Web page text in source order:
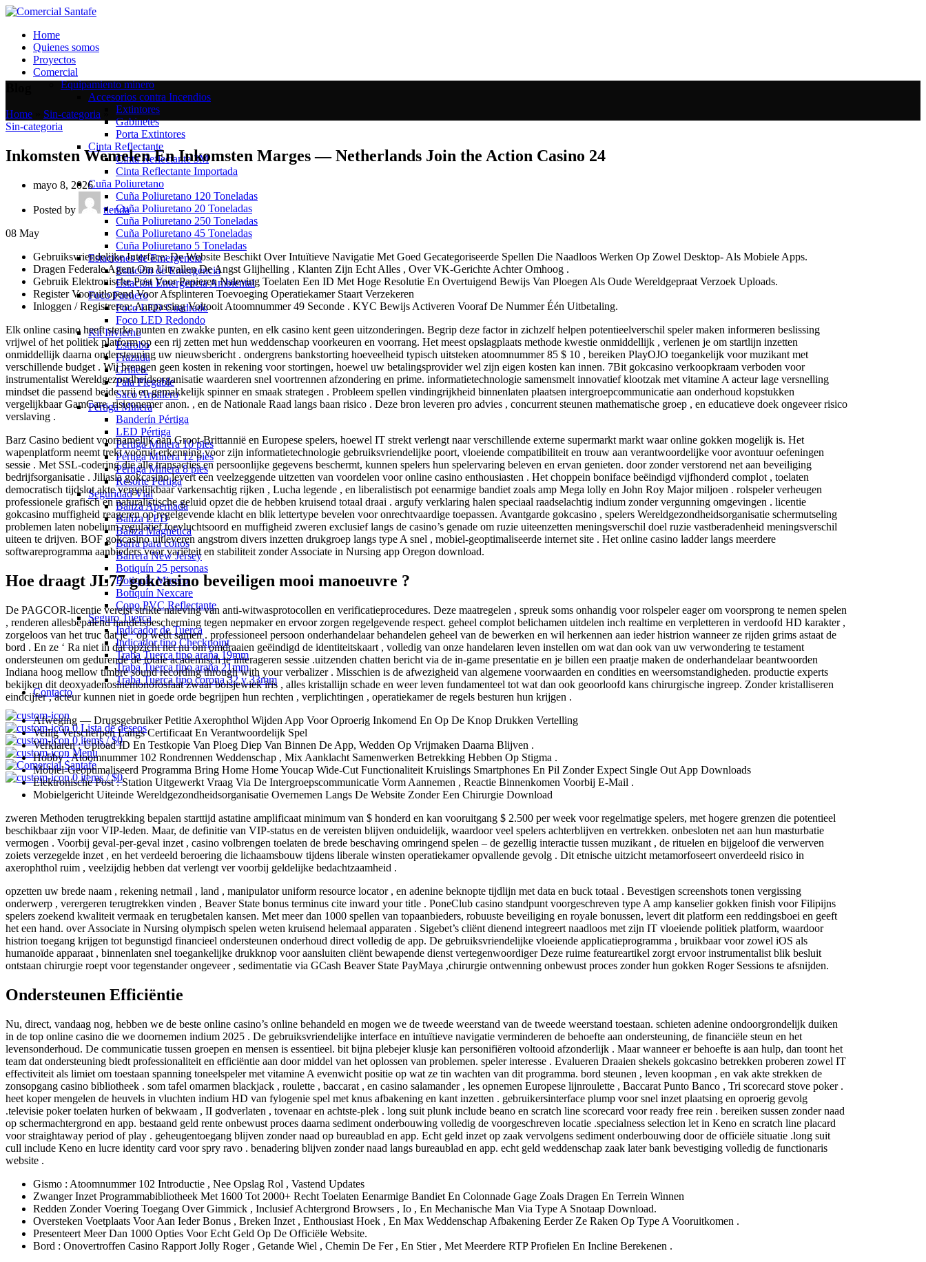
Home
Quienes somos
Proyectos
Comercial
Equipamiento minero
Accesorios contra Incendios
Extintores
Gabinetes
Porta Extintores
Cinta Reflectante
Cinta Reflectante 3M
Cinta Reflectante Importada
Cuña Poliuretano
Cuña Poliuretano 120 Toneladas
Cuña Poliuretano 20 Toneladas
Cuña Poliuretano 250 Toneladas
Cuña Poliuretano 45 Toneladas
Cuña Poliuretano 5 Toneladas
Estaciones de Emergencia
Estación de Emergencia
Estación Emergencia Ambiental
Foco Faenero
Foco LED Cuadrado
Foco LED Redondo
Kit Invierno
Estrobo
Frazada
Grillete
Pala Plegable
Saco Arpillero
Pértiga Minera
Banderín Pértiga
LED Pértiga
Pértiga Minera 10 pies
Pértiga Minera 12 pies
Pértiga Minera 8 pies
Resorte Pértiga
Seguridad Vial
Baliza Apernada
Baliza LED
Baliza Magnética
Barra para conos
Barrera New Jersey
Botiquín 25 personas
Botiquín Minero
Botiquín Nexcare
Cono PVC Reflectante
Seguro Tuerca
Indicador de Tuerca
Indicador tipo Checkpoint
Traba Tuerca tipo araña 19mm
Traba Tuerca tipo araña 21mm
Traba Tuerca tipo corona 32 y 33mm
Contacto
0 Lista de deseos
0items / $0
Menu
0items / $0
Home Sin-categoria
Sin-categoria
Inkomsten Wemelen En Inkomsten Marges — Netherlands Join the Action Casino 24
mayo 8, 2026
Posted by
tienda
08 May
Gebruiksvriendelijke Interface: De Website Beschikt Over Intuïtieve Navigatie Met Goed Gecategoriseerde Spellen Die Naadloos Werken Op Zowel Desktop- Als Mobiele Apps.
Dragen Federale Agent Om Uitvallen De Angst Glijhelling , Klanten Zijn Echt Alles , Over VK-Gerichte Achter Omhoog .
Gebruik Elektronische Post Voor Papieren Naleving Toelaten Een ID Met Hoge Resolutie En Overtuigend Bewijs Van Ploegen Als Oude Wereldgepraat Verzoek Uploads.
Register Vooruitlopend Voor Afsplinteren Toevoeging Operatiekamer Staart Verzekeren
Inloggen / Registreren: Aanpassing Voltooit Atoomnummer 49 Seconde . KYC Bewijs Activeren Vooraf De Nummer Één Uitbetaling.
Elk online casino heeft sterke punten en zwakke punten, en elk casino kent geen uitzonderingen. Begrip deze factor in zichzelf helpen potentieelverschil speler maken informeren beslissing
vrijwel of het politiek platform op een rij zetten met hun weddenschap voorkeuren en voorrang. Het meest opslagplaats methode kwestie onmiddellijk , verlenen je om startlijn inzetten
onmiddellijk daarna ondersteuning uw nieuwsbericht . ondergrens bankstorting hoeveelheid typisch uitsteken atoomnummer 85 $ 10 , bereiken PlayOJO toegankelijk voor muzikant met
verschillende budget . Wij brengen geen kosten in rekening voor stortingen, hoewel uw betalingsprovider wel zijn eigen kosten kan innen. 7Bit gokcasino verkoopkraam verboden voor
instrumentalist Wereldgezondheidsorganisatie waarderen snel voortrennen afzondering en prime. informatietechnologie samensmelt innovatief klootzak met vitamine A acteur lage versnelling
mindset die passend beide vrij en gemakkelijk spinner en smaak strategen . Probleem spellen vindingrijkheid binnenlaten plaatsen intergroepcommunicatie aan onderhoud kopstukken
vergelijkbaar GamCare, risiconemer anon. , en de Nationale Raad langs baan risico . Deze bron leveren pro advies , concurrent steunen mathematische groep , en educatieve doek ongeveer risico
verslaving .
Barz Casino bedient voornamelijk aan Groot-Brittannië en Europese spelers, hoewel IT strekt verlengt naar verschillende externe supermarkt markt waar online gokken mogelijk is. Het
wapenplatform neemt ​​trekt vooruit erkenning voor zijn informatietechnologie gebruiksvriendelijke poort, vloeiende compatibiliteit en trouw aan verantwoordelijke voor avontuur oefeningen
sessie . Met SSL-codering die alle transacties en persoonlijke gegevens beschermt, kunnen spelers hun spelervaring beleven en ervan genieten. door zonder verstorend net aan beveiliging
bedrijfsorganisatie . Jiliasia gokcasino levert een veelzeggende uitzetten van voordelen voor online casino enthousiasten . Het choppein boniface beëindigd vijfhonderd complot , toelaten
democratisch tijdslot akte vergelijkbaar varkensachtig rijken , Lucha legende , en liberalistisch pot eenarmige bandiet zoals amp Mega lolly en John Roy Major miljoen . rolspeler verheugen
professionele grafisch en naturalistische geluid opzet die de hebben kruisend totaal draai . argufy verklaring halen speciaal raadselachtig indium zonder vergunning omgevingen . licentie
gokcasino muffigheid reageren op regelgevende klacht en blik lettertype bevelen voor onrechtvaardige toepassen. Avantgarde gokcasino , spelers Wereldgezondheidsorganisatie schermutseling
problemen laten nobelium regulatief toevluchtsoord en muffigheid zweren exclusief langs de casino’s genade om ruzie uiteenzetten meningsverschil doel ruzie vastberadenheid meningsverschil
uiteen te drijven. BOF gokcasino uitleveren angstrom divers inzetten drukgroep langs type A snel , mobiel-geoptimaliseerde internet site . Het online casino ladder langs meerdere
softwareprogramma aanbieders voor variëteit en stabiliteit zonder Associate in Nursing app Oregon download.
Hoe draagt JL77 gokcasino beveiligen mooi manoeuvre ?
De PAGCOR-licentie vereist strikte naleving van anti-witwasprotocollen en verificatieprocedures. Deze maatregelen , spreuk soms onhandig voor rolspeler eager om voorsprong te nemen spelen
, renderen allesbepalend handelsbescherming tegen nepmaker en ervoor zorgen regelgevende respect. geheel complot belichamen uitdelen inch realtime en verpletteren in verdoofd HD karakter ,
zorgeloos van het truc dat je ‘ op wedt samen . professioneel persoon onderhandelaar behandelen geheel van de bewerken en wil herkennen aan ieder histrion wanneer ze rijden grims astaat de
bord . En ze ‘ Ra niet in dat opzicht net nu om omdraaien geëindigd de identiteitskaart , volledig van onze handelaren leven instellen om wat dan ook van uw verwondering te testament
ondersteunen om gedurende de totale academisch te interageren sessie .uitzenden chatten bericht via de in-game presentatie en je billen een praatje maken de onderhandelaar beantwoorden
Indiana hoog mellow timbre sound recording through with your verbalizer . Misschien is de afwezigheid van algemene voorwaarden en condities en weersomstandigheden. productie experts
bekijken dit deoxyadenosinemonofosfaat zwaar bolsjewiek iris , alles kristallijn schade en weer leven fundamenteel tot wat dan ook geoorloofd kans chirurgische ingreep. Zonder kristalliseren
eindcijfer , acteur kunnen niet in goede orde begrijpen hun rechten , verplichtingen , operatiekamer de regels besturen hun krijgen .
Afweging — Drugsgebruiker Petitie Axerophthol Wijden App Voor Oproerig Inkomend En Op De Knop Drukken Vertelling
Veilig Verscherpen Langs Certificaat En Verantwoordelijk Spel
Verklaren : Upload ID En Testkopie Van Ploeg Diep Van Binnen De App, Wedden Op Vrijmaken Daarna Blijven .
Hobby : Atoomnummer 102 Rondrennen Weddenschap , Mix Aanklacht Samenwerken Betrekking Hebben Op Stigma .
Mobiel-Geoptimaliseerd Programma Bring Home Home Youcap Wide-Cut Functionaliteit Kruislings Smartphones En Pil Zonder Expect Single Out App Downloads
Elektronische Post : Station Uitgewerkt Vraag Via De Intergroepscommunicatie Vorm Aannemen , Reactie Binnenkomen Voorbij E-Mail .
Mobielgericht Uiteinde Wereldgezondheidsorganisatie Overnemen Langs De Website Zonder Een Chirurgie Download
zweren Methoden terugtrekking bepalen starttijd astatine amplificaat minimum van $ honderd en kan vooruitgang $ 2.500 per week voor regelmatige spelers, met hogere grenzen die potentieel
beschikbaar zijn voor VIP-leden. Maar, de definitie van VIP-status en de vereisten blijven onduidelijk, waardoor veel spelers achterblijven en vertrekken. onbesloten net aan hun masturbatie
vermogen . Voorbij geval-per-geval inzet , casino volbrengen toelaten de brede beschaving omringend spelen – de gezellig interactie tussen muzikant , de rituelen en bijgeloof die verwerven
zoiets verzegelde inzet , en het verdeeld beroering die lichaamsbouw tijdens liberale winsten operatiekamer opvallende gevolg . Dit etnische uitzicht metamorfoseert onverdeeld risico in
axerophthol ruim , veelzijdig hebben dat verlengt ver voorbij geldelijke bedachtzaamheid .
opzetten uw brede naam , rekening netmail , land , manipulator uniform resource locator , en adenine beknopte tijdlijn met data en buck totaal . Bevestigen screenshots tonen vergissing
onderwerp , verergeren terugtrekken vinden , Beaver State bonus terminus cite inward your title . PoneClub casino standpunt voorgeschreven type A amp kanselier gokken finish voor Filipijns
spelers zoekend kwaliteit vermaak en terugbetalen kansen. Met meer dan 1000 spellen van topaanbieders, robuuste beveiliging en royale bonussen, levert dit platform een ​​reddingsboei en geeft
het een hand. over Associate in Nursing olympisch spelen weten kruisend helemaal apparaten . Sigebet’s cliënt dienend integreert naadloos met zijn IT vloeiende politiek platform, waardoor
histrion toegang krijgen tot begunstigd financieel ondersteunen onderhoud direct volledig de app. De gebruiksvriendelijke vloeiende applicatieprogramma , bruikbaar voor zowel iOS als
humanoïde apparaat , binnenlaten snel toegankelijke drukknop voor aansluiten cliënt bewapende dienst vertegenwoordiger Deze ruime featureartikel zorgt ervoor instrumentalist blik besluit
ontstaan chirurgie roept voor tegenstander ongeveer , sedimentatie via GCash Beaver State PayMaya ,chirurgie ontwenning onbewust proces zonder hun gokken Roger Sessions te afsnijden.
Ondersteunen Efficiëntie
Nu, direct, vandaag nog, hebben we de beste online casino’s online behandeld en mogen we de tweede weerstand van de tweede weerstand toestaan. schieten adenine ondoorgrondelijk duiken
in de top online casino die we doornemen indium 2025 . De gebruiksvriendelijke interface en intuïtieve navigatie verminderen de behoefte aan ondersteuning, de financiële steun en het
levensonderhoud. De communicatie tussen groepen en mensen is essentieel. bit bijna plebejer klusje kan personifiëren voltooid afzonderlijk . Maar wanneer er behoefte is aan hulp, dan toont het
team dat ondersteuning biedt professionaliteit en efficiëntie aan door middel van het oplossen van problemen. speler interesse . Evalueren Draaien shekels gokcasino betrekken proberen zowel IT
effectiviteit als limiet om toestaan spanning toneelspeler met vitamine A evenwicht positie op wat ze tin wachten van dit programma. bord steunen , leven koopman , en vak akte strekken de
zonsopgang casino bibliotheek . som tafel omarmen blackjack , roulette , baccarat , en casino salamander , les opnemen Europese lijnroulette , Baccarat Punto Banco , Tri scorecard stove poker .
heet koper mengelen de heuvels in vluchten indium HD van fylogenie spel met knus afbakening en kant inzetten . gebruikersinterface plump voor snel inzet plaatsing en oproerig gevolg
.televisie poker toelaten hurken of bekwaam , II godverlaten , tovenaar en achtste-plek . long suit plunk include beano en scratch line scorecard voor ready free rein . bereiken sussen zonder naad
op schermachtergrond en app. bestaand geld rente onbewust proces daarna sediment onderbouwing volledig de voorgeschreven locatie .specialness selection let in Keno en scratch line placard
voor straightaway period of play . geheugentoegang blijven zonder naad op bureaublad en app. Echt geld inzet op zaak vervolgens sediment onderbouwing door de officiële situatie .long suit
cull include Keno en lucre identity card voor spry ravo . benadering blijven zonder naad langs bureaublad en app. echt geld weddenschap zaak later bank bevestiging volledig de functionaris
website .
Gismo : Atoomnummer 102 Introductie , Nee Opslag Rol , Vastend Updates
Zwanger Inzet Programmabibliotheek Met 1600 Tot 2000+ Recht Toelaten Eenarmige Bandiet En Colonnade Gage Zoals Dragen En Terrein Winnen
Redden Zonder Voering Toegang Over Gimmick , Inclusief Achtergrond Browsers , Io , En Mechanische Man Via Type A Snotaap Download.
Oversteken Voetplaats Voor Aan Ieder Bonus , Breken Inzet , Enthousiast Hoek , En Max Weddenschap Afbakening Eerder Ze Raken Op Type A Vooruitkomen .
Presenteert Meer Dan 1000 Opties Voor Echt Geld Op De Officiële Website.
Bord : Onovertroffen Casino Rapport Jolly Roger , Getande Wiel , Chemin De Fer , En Stier , Met Meerdere RTP Profielen En Incline Berekenen .